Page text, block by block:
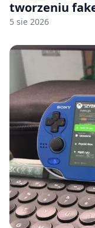
tworzeniu
jeśli
5 sie 2026